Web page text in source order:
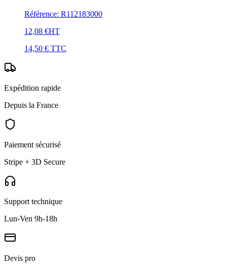
Référence: R112183000
12,08 €HT
14,50 € TTC
Expédition rapide
Depuis la France
Paiement sécurisé
Stripe + 3D Secure
Support technique
Lun-Ven 9h-18h
Devis pro